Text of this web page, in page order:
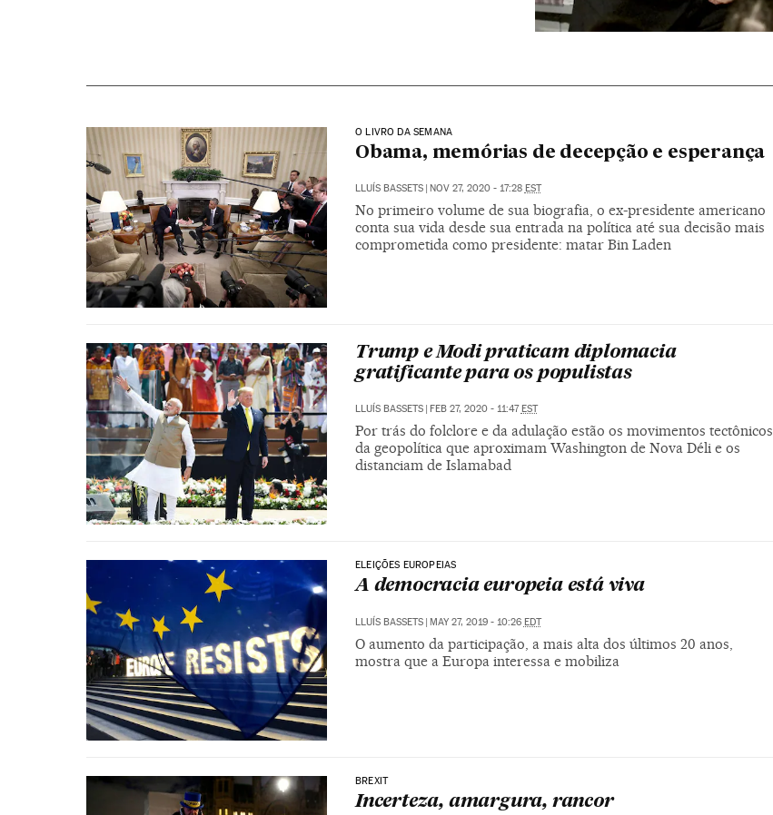
O LIVRO DA SEMANA
Obama, memórias de decepção e esperança
LLUÍS BASSETS | NOV 27, 2020 - 17:28 EST
No primeiro volume de sua biografia, o ex-presidente americano
conta sua vida desde sua entrada na política até sua decisão mais
comprometida como presidente: matar Bin Laden
Trump e Modi praticam diplomacia
gratificante para os populistas
LLUÍS BASSETS FEB 27, 2020 - 11:47 EST
Por trás do folclore e da adulação estão os movimentos tectônicos
da geopolítica que aproximam Washington de Nova Déli e os
distanciam de Islamabad
ELEIÇÕES EUROPEIAS
A democracia europeia está viva
LLUÍS BASSETS | MAY 27, 2019 - 10:26 EDT
O aumento da participação, a mais alta dos últimos 20 anos,
mostra que a Europa interessa e mobiliza
BREXIT
Incerteza, amargura, rancor